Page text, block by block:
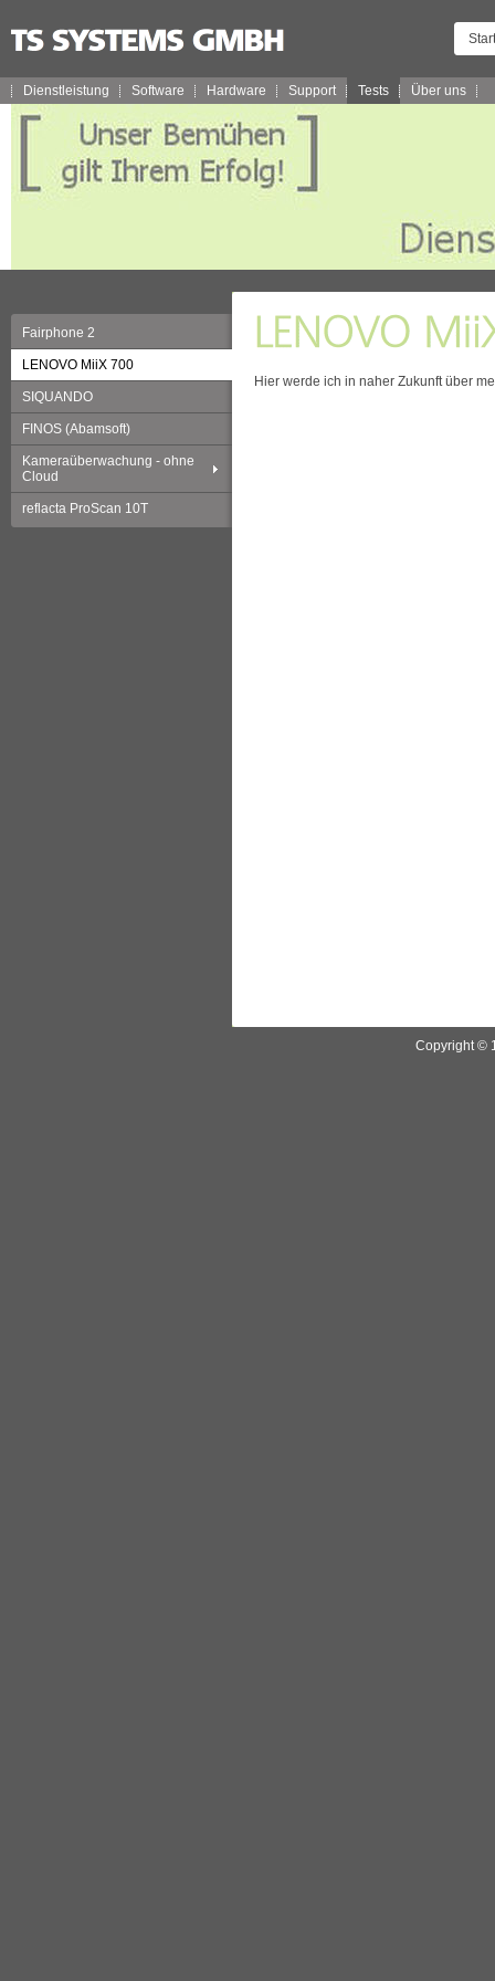
Dienstleistung Software Hardware Support Tests Über uns
Fairphone 2
LENOVO MiiX 700
SIQUANDO
FINOS (Abamsoft)
Kameraüberwachung - ohne
Cloud
reflacta ProScan 10T
Hier werde ich in naher Zukunft über
Copyright ©